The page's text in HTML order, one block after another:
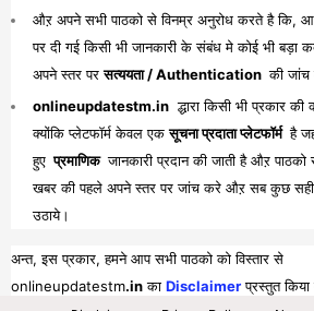
औऱ अपने सभी पाठको से विनम्र अनुरोध करते है कि,
पर दी गई किसी भी जानकारी के संबंध मे कोई भी
अपने स्तर परसत्ययता / Authentication की जांच
onlineupdatestm.in द्धारा किसी भी प्रकार की
क्योंकि प्लेटफॉर्म केवल एकसूचना प्रदाता प्लेटफॉर्म है
हुए प्रमाणिक जानकारी प्रदान की जाती है औऱ
खबर की पहले अपने स्तर पर जांच करे औऱ सब कुछ सही
उठाये।
अन्त, इस प्रकार, हमने आप सभी पाठको को विस्तार से
onlineupdatestm.inका Disclaimerप्रस्तुत